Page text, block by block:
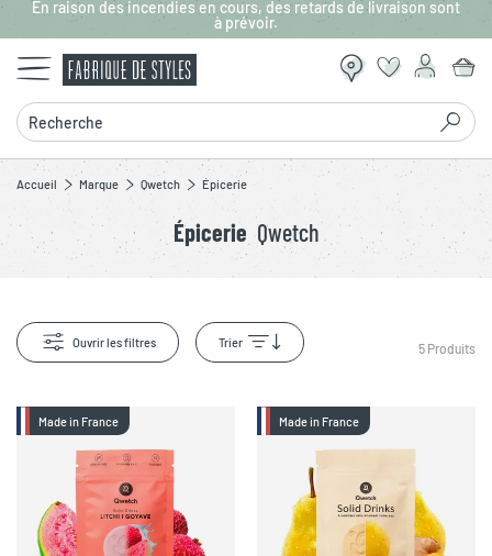
Aller au contenu principal
En raison des incendies en cours, des retards de livraison sont
à prévoir.
Recherche
Accueil Marque Qwetch Épicerie
Épicerie Qwetch
Ouvrir les filtres Trier 5 Produits
Made in France Made in France